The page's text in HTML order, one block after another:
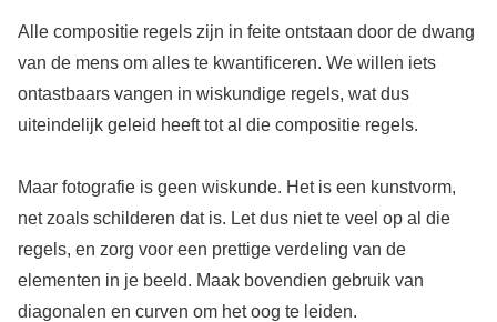
Alle compositie regels zijn in feite ontstaan door de dwang
van de mens om alles te kwantificeren. We willen iets
ontastbaars vangen in wiskundige regels, wat dus
uiteindelijk geleid heeft tot al die compositie regels.
Maar fotografie is geen wiskunde. Het is een kunstvorm,
net zoals schilderen dat is. Let dus niet te veel op al die
regels, en zorg voor een prettige verdeling van de
elementen in je beeld. Maak bovendien gebruik van
diagonalen en curven om het oog te leiden.